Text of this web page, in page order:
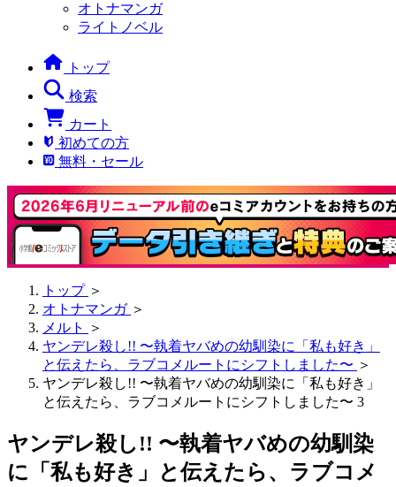
オトナマンガ
ライトノベル
トップ
検索
カート
初めての方
無料・セール
トップ ＞
オトナマンガ ＞
メルト
＞
ヤンデレ殺し!! 〜執着ヤバめの幼馴染に「私も好き」
と伝えたら、ラブコメルートにシフトしました〜 ＞
ヤンデレ殺し!! 〜執着ヤバめの幼馴染に「私も好き」
と伝えたら、ラブコメルートにシフトしました〜 3
ヤンデレ殺し!! 〜執着ヤバめの幼馴染
に「私も好き」と伝えたら、ラブコメ